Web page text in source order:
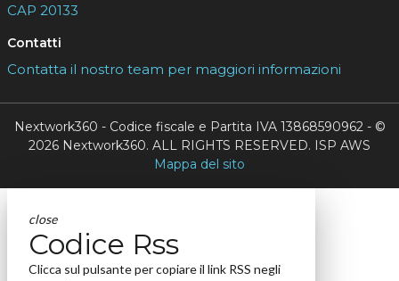
CAP 20133
Contatti
Contatta il nostro team per maggiori informazioni
Nextwork360 - Codice fiscale e Partita IVA 13868590962 - ©
2026 Nextwork360. ALL RIGHTS RESERVED. ISP AWS
Mappa del sito
close
Codice Rss
Clicca sul pulsante per copiare il link RSS negli